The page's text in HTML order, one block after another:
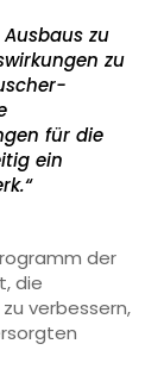
zu
zu
für die
ein
der
die
verbessern,